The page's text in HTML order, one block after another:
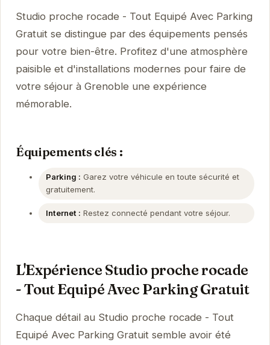
Studio proche rocade - Tout Equipé Avec Parking
Gratuit se distingue par des équipements pensés
pour votre bien-être. Profitez d'une atmosphère
paisible et d'installations modernes pour faire de
votre séjour à Grenoble une expérience
mémorable.
Équipements clés :
Parking : Garez votre véhicule en toute sécurité et
gratuitement.
Internet : Restez connecté pendant votre séjour.
L'Expérience Studio proche rocade
- Tout Equipé Avec Parking Gratuit
Chaque détail au Studio proche rocade - Tout
Equipé Avec Parking Gratuit semble avoir été